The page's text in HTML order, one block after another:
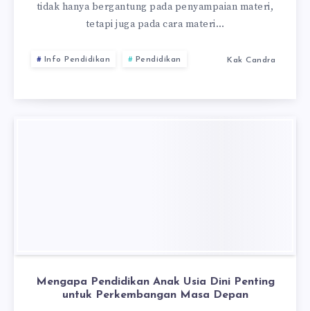
tidak hanya bergantung pada penyampaian materi,
tetapi juga pada cara materi…
Info Pendidikan Pendidikan Kak Candra
Mengapa Pendidikan Anak Usia Dini Penting
untuk Perkembangan Masa Depan